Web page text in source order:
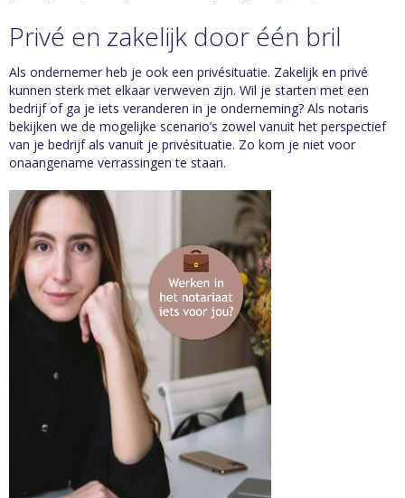
Privé en zakelijk door één bril
Als ondernemer heb je ook een privésituatie. Zakelijk en privé
kunnen sterk met elkaar verweven zijn. Wil je starten met een
bedrijf of ga je iets veranderen in je onderneming? Als notaris
bekijken we de mogelijke scenario’s zowel vanuit het perspectief
van je bedrijf als vanuit je privésituatie. Zo kom je niet voor
onaangename verrassingen te staan.